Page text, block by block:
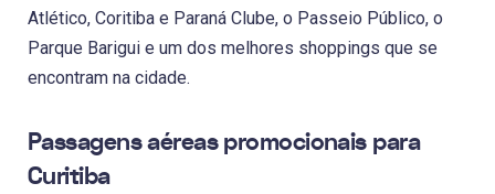
Atlético, Coritiba e Paraná Clube, o Passeio Público, o
Parque Barigui e um dos melhores shoppings que se
encontram na cidade.
Passagens aéreas promocionais para
Curitiba